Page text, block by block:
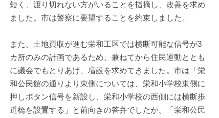
短く、渡り切れない方がいることを指摘し、改善を求め
ました。市は警察に要望することを約束しました。
また、土地買収が進む栄和工区では横断可能な信号が3
カ所のみの計画であるため、兼ねてから住民運動ととも
に議会でもとりあげ、増設を求めてきました。市は「栄
和公民館の通りより東側については、栄和小学校東側に
押しボタン信号を新設し、栄和小学校の西側には横断歩
道橋を設置する」と前向きの答弁でしたが、「栄和公民